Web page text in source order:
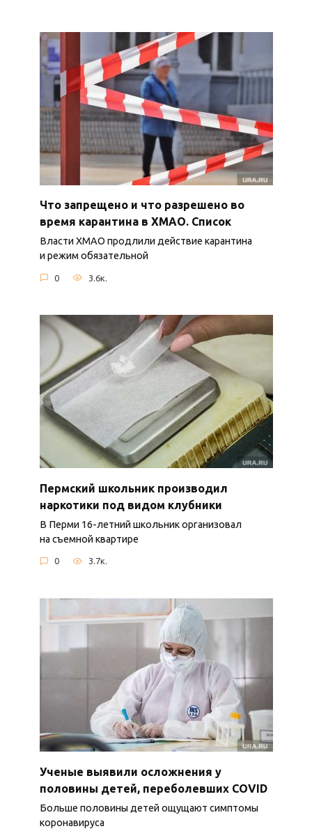
Что запрещено и что разрешено во
время карантина в ХМАО. Список
Власти ХМАО продлили действие карантина
и режим обязательной
0 3.6к.
Пермский школьник производил
наркотики под видом клубники
В Перми 16-летний школьник организовал
на съемной квартире
0 3.7к.
Ученые выявили осложнения у
половины детей, переболевших COVID
Больше половины детей ощущают симптомы
коронавируса